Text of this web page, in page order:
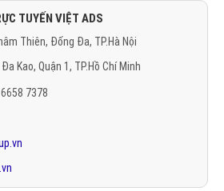
TUYẾN VIỆT ADS
Thiên, Đống Đa, TP.Hà Nội
Kao, Quận 1, TP.Hồ Chí Minh
7378